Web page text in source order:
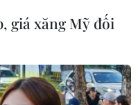
31.000 du học
giá xăng Mỹ đối